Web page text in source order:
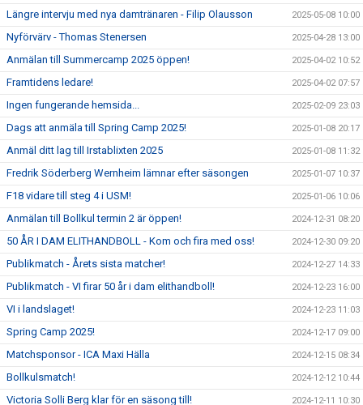
Längre intervju med nya damtränaren - Filip Olausson 2025-05-08 10:00
Nyförvärv - Thomas Stenersen 2025-04-28 13:00
Anmälan till Summercamp 2025 öppen! 2025-04-02 10:52
Framtidens ledare! 2025-04-02 07:57
Ingen fungerande hemsida... 2025-02-09 23:03
Dags att anmäla till Spring Camp 2025! 2025-01-08 20:17
Anmäl ditt lag till Irstablixten 2025 2025-01-08 11:32
Fredrik Söderberg Wernheim lämnar efter säsongen 2025-01-07 10:37
F18 vidare till steg 4 i USM! 2025-01-06 10:06
Anmälan till Bollkul termin 2 är öppen! 2024-12-31 08:20
50 ÅR I DAM ELITHANDBOLL - Kom och fira med oss! 2024-12-30 09:20
Publikmatch - Årets sista matcher! 2024-12-27 14:33
Publikmatch - VI firar 50 år i dam elithandboll! 2024-12-23 16:00
VI i landslaget! 2024-12-23 11:03
Spring Camp 2025! 2024-12-17 09:00
Matchsponsor - ICA Maxi Hälla 2024-12-15 08:34
Bollkulsmatch! 2024-12-12 10:44
Victoria Solli Berg klar för en säsong till! 2024-12-11 10:30